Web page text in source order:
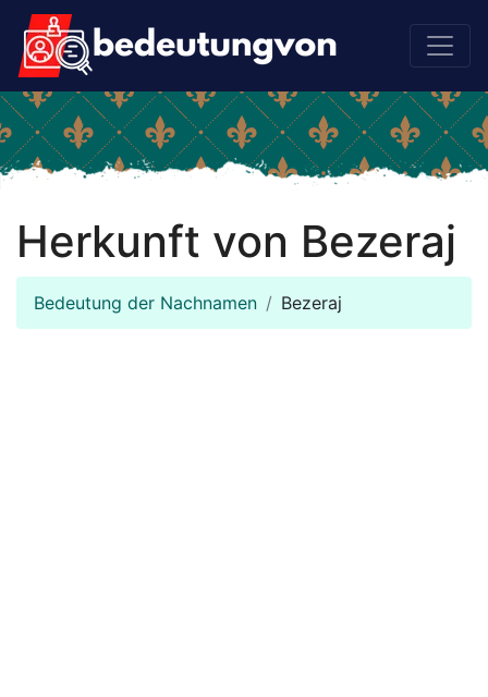
Herkunft von Bezeraj
Bedeutung der Nachnamen Bezeraj